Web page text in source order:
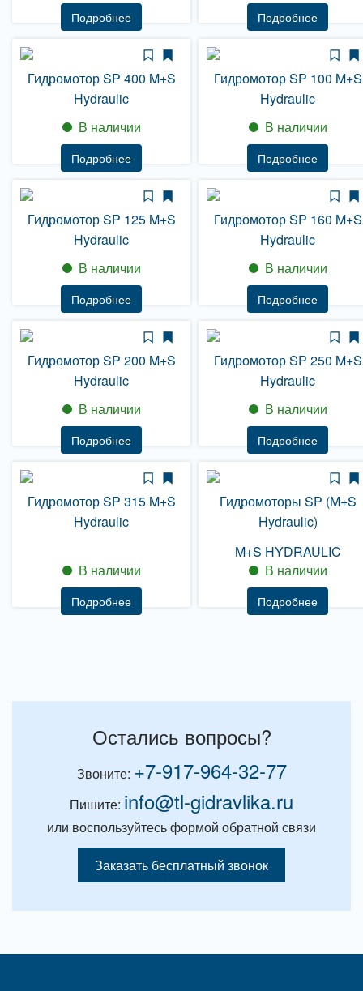
Подробнее Подробнее
Гидромотор SP 400 M+S
Hydraulic
В наличии
Подробнее
Гидромотор SP 100 M+S
Hydraulic
В наличии
Подробнее
Гидромотор SP 125 M+S
Hydraulic
В наличии
Подробнее
Гидромотор SP 160 M+S
Hydraulic
В наличии
Подробнее
Гидромотор SP 200 M+S
Hydraulic
В наличии
Подробнее
Гидромотор SP 250 M+S
Hydraulic
В наличии
Подробнее
Гидромотор SP 315 M+S
Hydraulic
В наличии
Подробнее
Гидромоторы SP (M+S
Hydraulic)
M+S HYDRAULIC
В наличии
Подробнее
Остались вопросы?
Звоните: +7-917-964-32-77
Пишите: info@tl-gidravlika.ru
или воспользуйтесь формой обратной связи
Заказать бесплатный звонок